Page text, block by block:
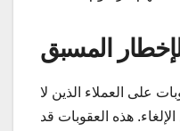
المسبق
على العملاء الذين لا
هذه العقوبات قد